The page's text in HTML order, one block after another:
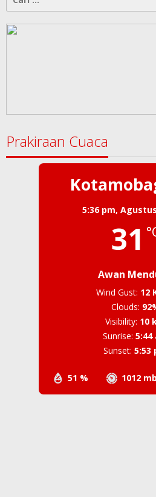
untuk:
Prakiraan Cuaca
5:36 pm,
31
Awan
51 % 1012 mb
Wind Gust: 12
Clouds:
Visibility: 10
Sunrise: 5:44
Sunset: 5:53